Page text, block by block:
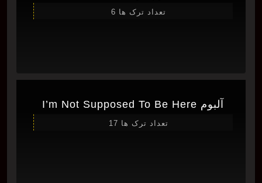
تعداد ترک ها 6
آلبوم I’m Not Supposed To Be Here
تعداد ترک ها 17